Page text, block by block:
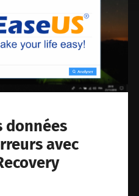
données
avec